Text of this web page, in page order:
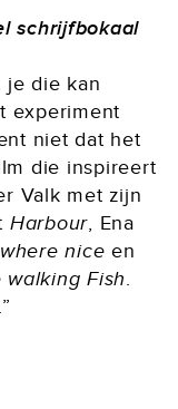
schrijfbokaal
je die kan
experiment
niet dat het
die inspireert
Valk met zijn
Harbour, Ena
nice en
walking Fish.